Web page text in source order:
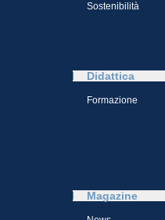
Sostenibilità
Didattica
Formazione
Magazine